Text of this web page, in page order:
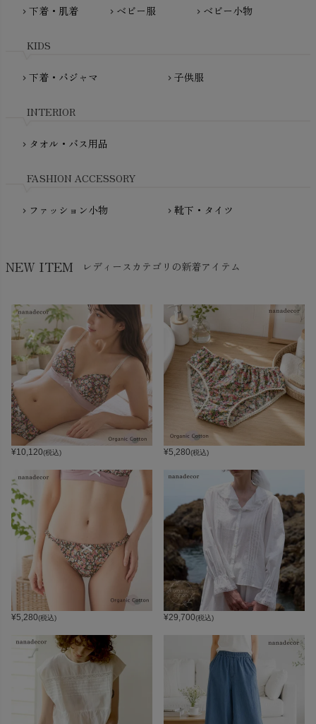
PeopleTree（ピープルツリー）
PRISTINE（プリスティン）
fromF（フロムエフ）
mini rodini（ミニロディーニ）
My Little Cozmo（マイリトルコズモ）
NewNative（ニューネイティブ）
chevron_right 下着・肌着 chevron_right ベビー服 chevron_right ベビー小物
KIDS
chevron_right 下着・パジャマ chevron_right 子供服
INTERIOR
chevron_right タオル・バス用品
FASHION ACCESSORY
chevron_right ファッション小物 chevron_right 靴下・タイツ
NEW ITEM レディースカテゴリの新着アイテム
¥10,120(税込) ¥5,280(税込)
¥5,280(税込) ¥29,700(税込)